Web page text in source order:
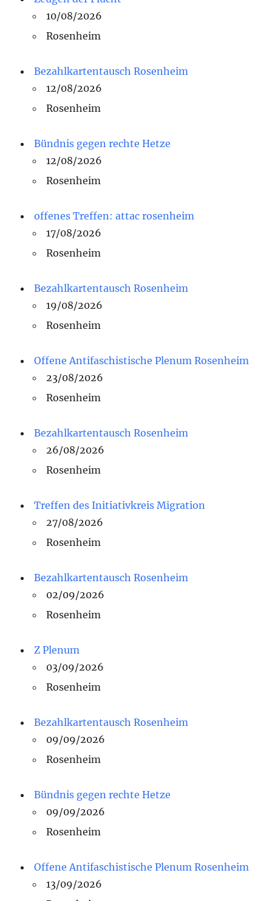
10/08/2026
Rosenheim
Bezahlkartentausch Rosenheim
12/08/2026
Rosenheim
Bündnis gegen rechte Hetze
12/08/2026
Rosenheim
offenes Treffen: attac rosenheim
17/08/2026
Rosenheim
Bezahlkartentausch Rosenheim
19/08/2026
Rosenheim
Offene Antifaschistische Plenum Rosenheim
23/08/2026
Rosenheim
Bezahlkartentausch Rosenheim
26/08/2026
Rosenheim
Treffen des Initiativkreis Migration
27/08/2026
Rosenheim
Bezahlkartentausch Rosenheim
02/09/2026
Rosenheim
Z Plenum
03/09/2026
Rosenheim
Bezahlkartentausch Rosenheim
09/09/2026
Rosenheim
Bündnis gegen rechte Hetze
09/09/2026
Rosenheim
Offene Antifaschistische Plenum Rosenheim
13/09/2026